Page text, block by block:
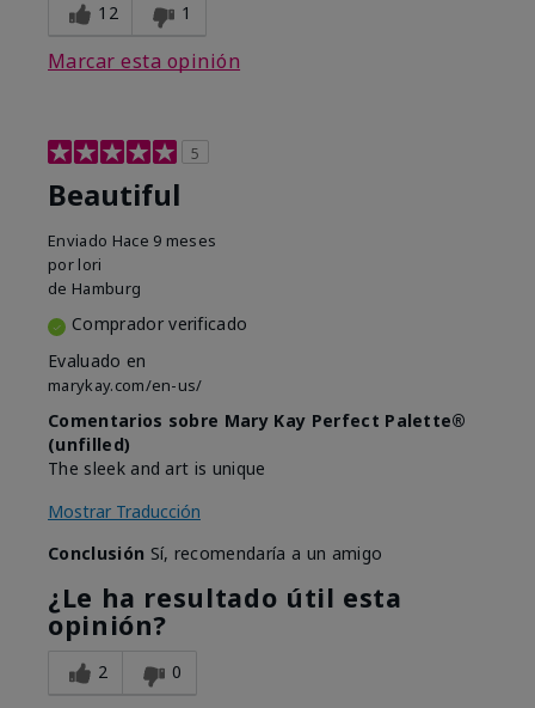
12 1
Marcar esta opinión
5
Beautiful
Enviado Hace 9 meses
por lori
de Hamburg
Comprador verificado
Evaluado en
marykay.com/en-us/
Comentarios sobre Mary Kay Perfect Palette®
(unfilled)
The sleek and art is unique
Mostrar Traducción
Conclusión Sí, recomendaría a un amigo
¿Le ha resultado útil esta
opinión?
2 0